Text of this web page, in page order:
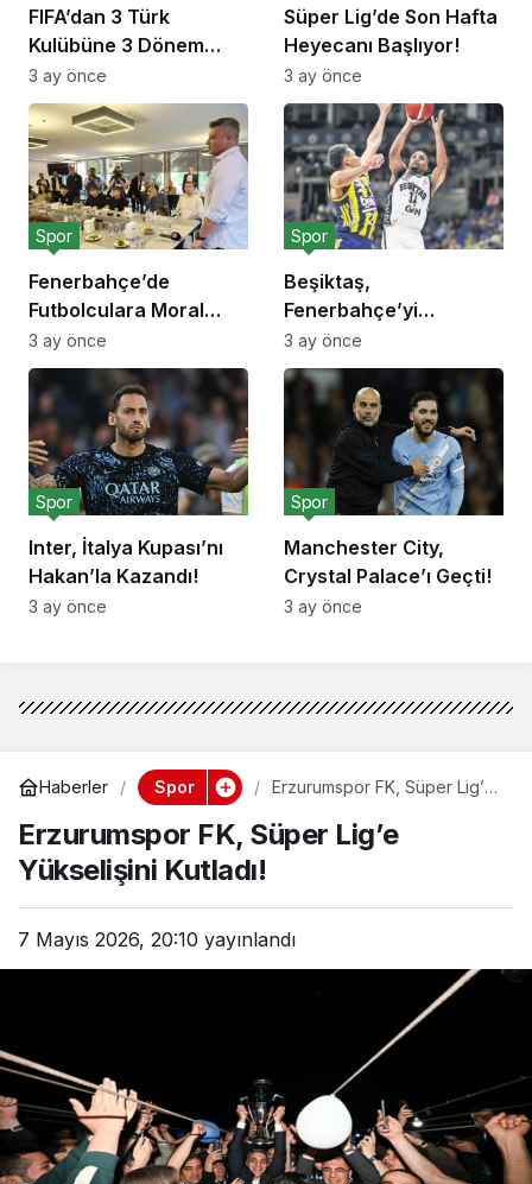
FIFA’dan 3 Türk
Kulübüne 3 Dönem
Transfer Yasağı!
3 ay önce
Süper Lig’de Son Hafta
Heyecanı Başlıyor!
3 ay önce
Fenerbahçe’de
Futbolculara Moral
Yemeği!
Spor
3 ay önce
Beşiktaş,
Fenerbahçe’yi
Deplasmanda Yendi!
Spor
3 ay önce
Inter, İtalya Kupası’nı
Hakan’la Kazandı!
Spor
3 ay önce
Manchester City,
Crystal Palace’ı Geçti!
Spor
3 ay önce
Haberler Spor
Erzurumspor FK, Süper Lig’e
Erzurumspor FK, Süper Lig’e
Yükselişini Kutladı!
7 Mayıs 2026, 20:10 yayınlandı